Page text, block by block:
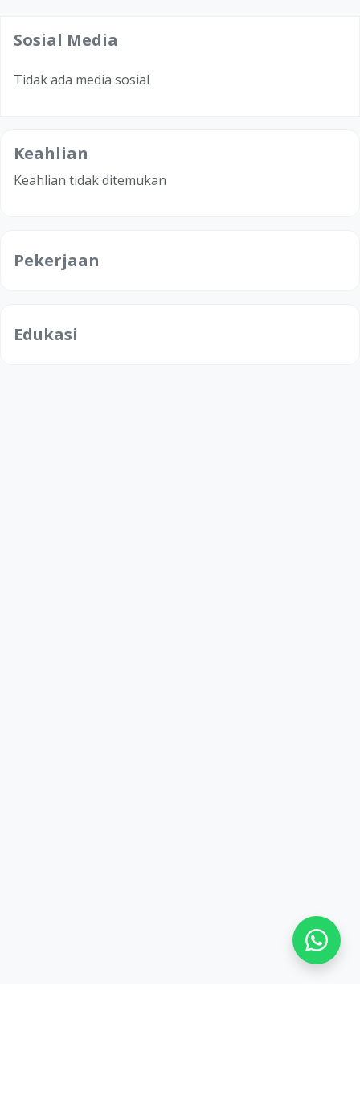
Sosial Media
Tidak ada media sosial
Keahlian
Keahlian tidak ditemukan
Pekerjaan
Edukasi